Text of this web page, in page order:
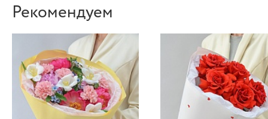
Рекомендуем